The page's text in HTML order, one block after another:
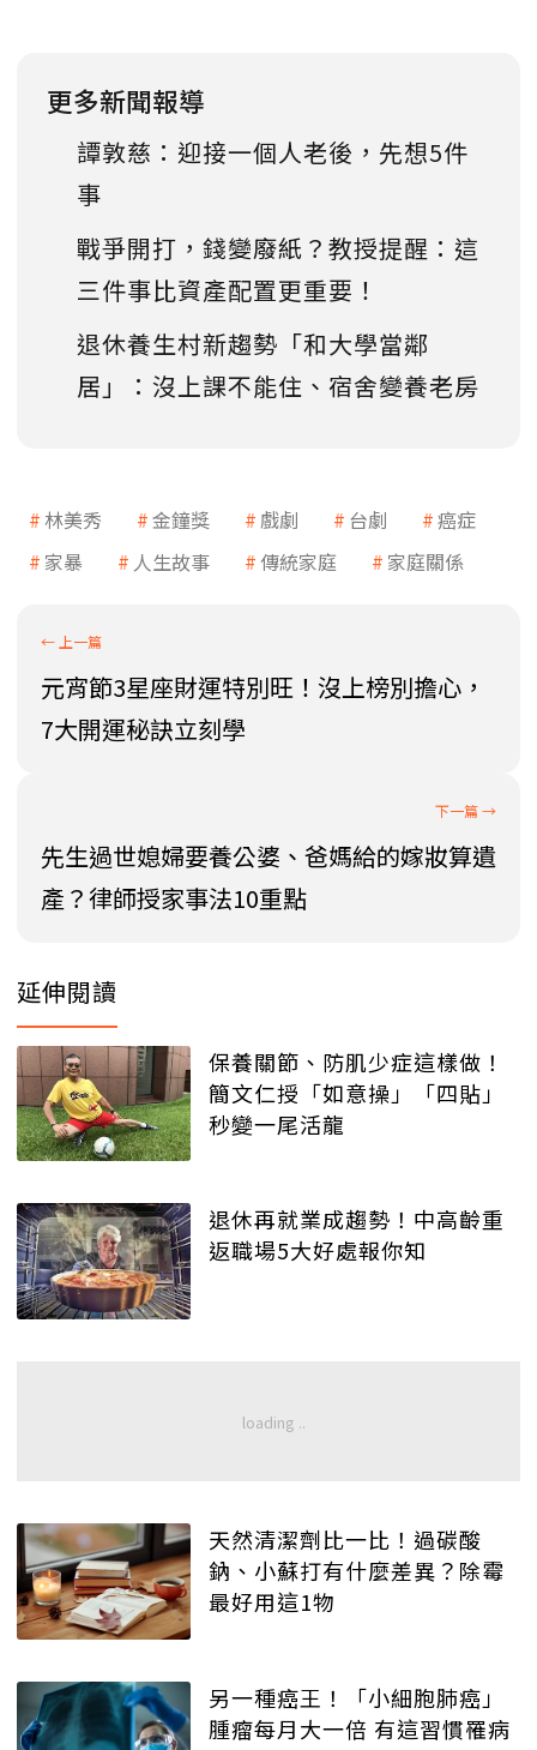
更多新聞報導
譚敦慈：迎接一個人老後，先想5件
事
戰爭開打，錢變廢紙？教授提醒：這
三件事比資產配置更重要！
退休養生村新趨勢「和大學當鄰
居」：沒上課不能住、宿舍變養老房
林美秀 金鐘獎 戲劇 台劇
癌症
家暴
人生故事 傳統家庭 家庭關係
元宵節3星座財運特別旺！沒上榜別擔心，
7大開運秘訣立刻學
先生過世媳婦要養公婆、爸媽給的嫁妝算遺
產？律師授家事法10重點
延伸閱讀
保養關節、防肌少症這樣做！
簡文仁授「如意操」「四貼」
秒變一尾活龍
退休再就業成趨勢！中高齡重
返職場5大好處報你知
天然清潔劑比一比！過碳酸
鈉、小蘇打有什麼差異？除霉
最好用這1物
另一種癌王！「小細胞肺癌」
腫瘤每月大一倍 有這習慣罹病